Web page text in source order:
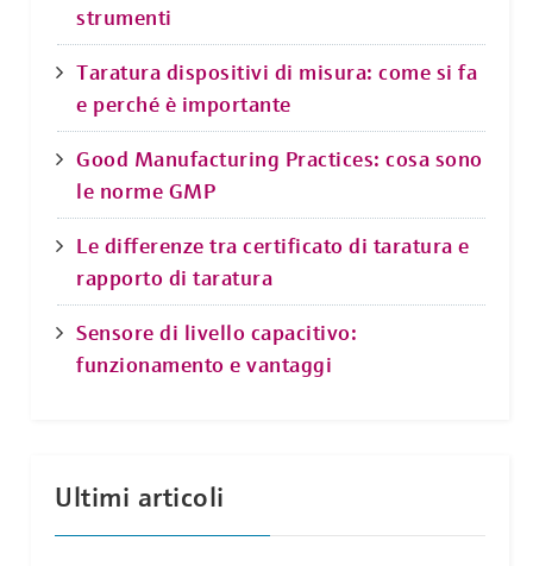
strumenti
Taratura dispositivi di misura: come si fa
e perché è importante
Good Manufacturing Practices: cosa sono
le norme GMP
Le differenze tra certificato di taratura e
rapporto di taratura
Sensore di livello capacitivo:
funzionamento e vantaggi
Ultimi articoli